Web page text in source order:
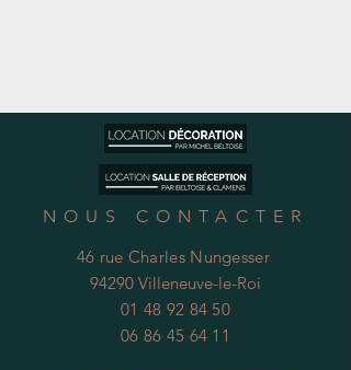
NOUS CONTACTER
46 rue Charles Nungesser
94290 Villeneuve-le-Roi
01 48 92 84 50
06 86 45 64 11